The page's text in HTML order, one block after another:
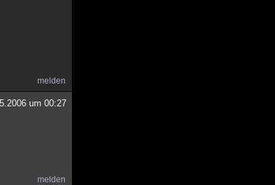
melden
um 00:27
melden